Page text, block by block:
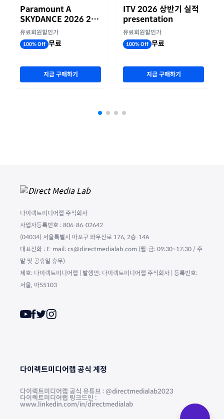
Paramount A
SKYDANCE 2026 2분
기 실적
유료회원할인가
100% Off 무료
지금 구매하기
ITV 2026 상반기 실적
presentation
유료회원할인가
100% Off 무료
지금 구매하기
다이렉트미디어랩 주식회사
사업자등록번호 : 806-86-02642
(04034) 서울특별시 마포구 와우산로 176, 2층-14A
대표전화 : E-mail: cs@directmedialab.com (월-금: 09:30~17:30 / 주
말 및 공휴일 휴무)
제호: 다이렉트미디어랩 | 발행인: 다이렉트미디어랩 주식회사 | 등록번호:
서울, 아55103
다이렉트미디어랩 공식 계정
다이렉트미디어랩 공식 유튜브 : @directmedialab2023
다이렉트미디어랩 링크드인 :
www.linkedin.com/in/directmedialab